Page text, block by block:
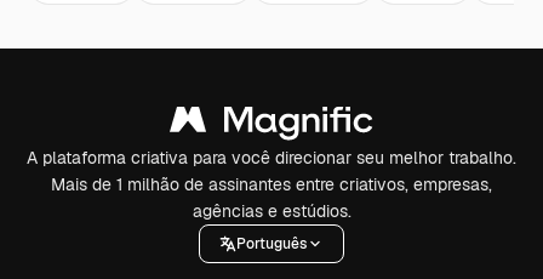
A plataforma criativa para você direcionar seu melhor trabalho.
Mais de 1 milhão de assinantes entre criativos, empresas,
agências e estúdios.
Português